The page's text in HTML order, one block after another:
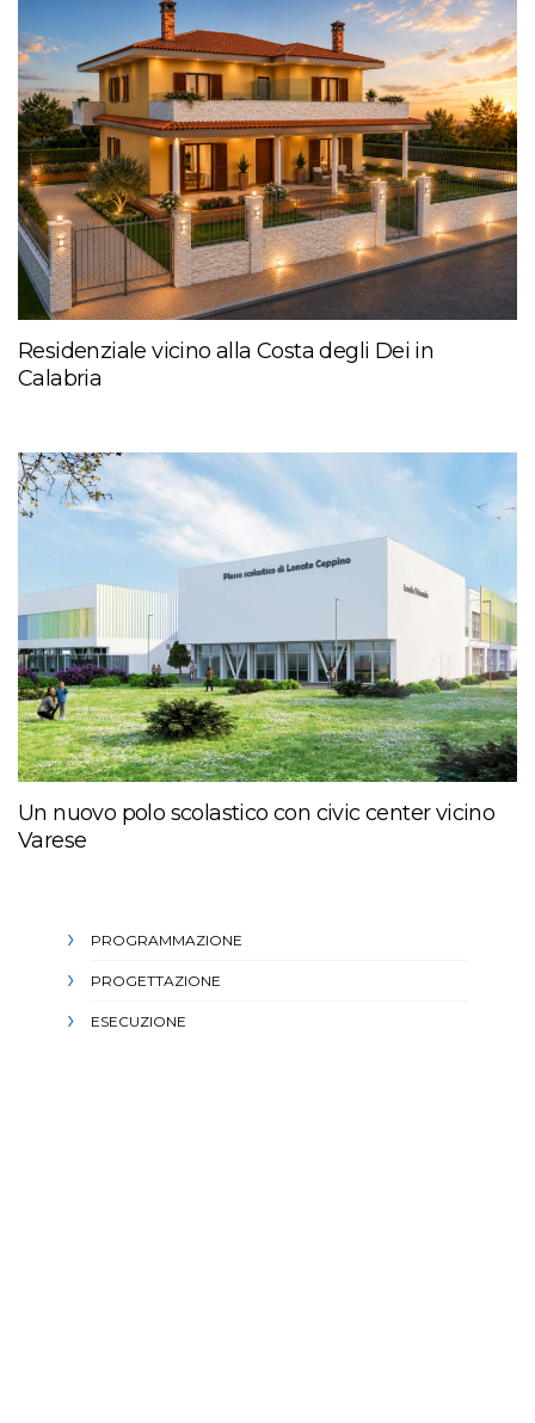
Residenziale vicino alla Costa degli Dei in
Calabria
Un nuovo polo scolastico con civic center vicino
Varese
PROGRAMMAZIONE
PROGETTAZIONE
ESECUZIONE